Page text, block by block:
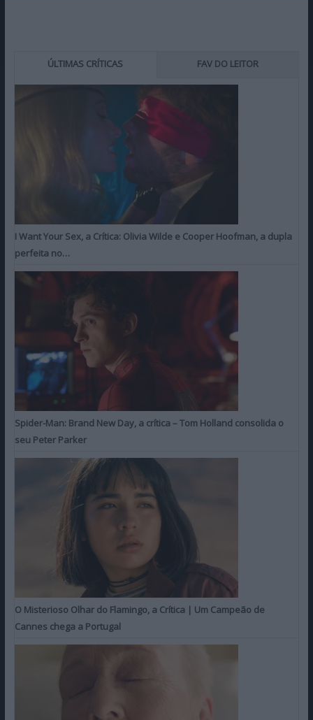
ÚLTIMAS CRÍTICAS FAV DO LEITOR
I Want Your Sex, a Crítica: Olivia Wilde e Cooper Hoofman, a dupla
perfeita no…
Spider-Man: Brand New Day, a crítica – Tom Holland consolida o
seu Peter Parker
O Misterioso Olhar do Flamingo, a Crítica | Um Campeão de
Cannes chega a Portugal